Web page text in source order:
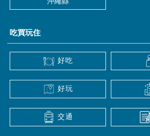
吃買玩住
好吃
好玩
交通